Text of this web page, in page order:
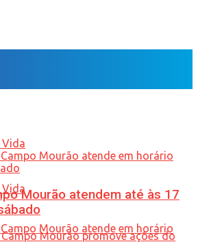
Vida
Vida
Mourão atendem até às 17